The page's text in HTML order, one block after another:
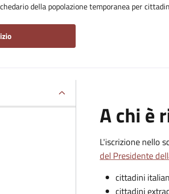
della popolazione temporanea per
A chi è
L'iscrizione nello
del Presidente
cittadini
cittadini